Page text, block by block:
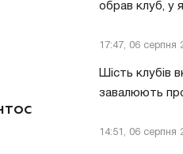
обрав клуб, у
17:47, 06
Шість клубів
завалюють
14:51, 06